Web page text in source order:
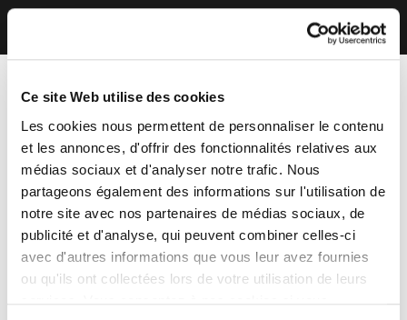
Ce site Web utilise des cookies
Les cookies nous permettent de personnaliser le contenu
et les annonces, d'offrir des fonctionnalités relatives aux
médias sociaux et d'analyser notre trafic. Nous
partageons également des informations sur l'utilisation de
notre site avec nos partenaires de médias sociaux, de
publicité et d'analyse, qui peuvent combiner celles-ci
avec d'autres informations que vous leur avez fournies
ou qu'ils ont collectées lors de votre utilisation de leurs